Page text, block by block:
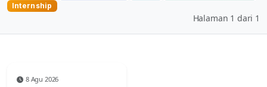
Internship
Halaman 1 dari 1
8 Agu 2026